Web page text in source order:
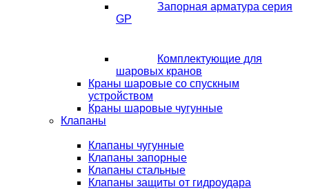
Запорная арматура серия
GP
Комплектующие для
шаровых кранов
Краны шаровые со спускным
устройством
Краны шаровые чугунные
Клапаны
Клапаны чугунные
Клапаны запорные
Клапаны стальные
Клапаны защиты от гидроудара